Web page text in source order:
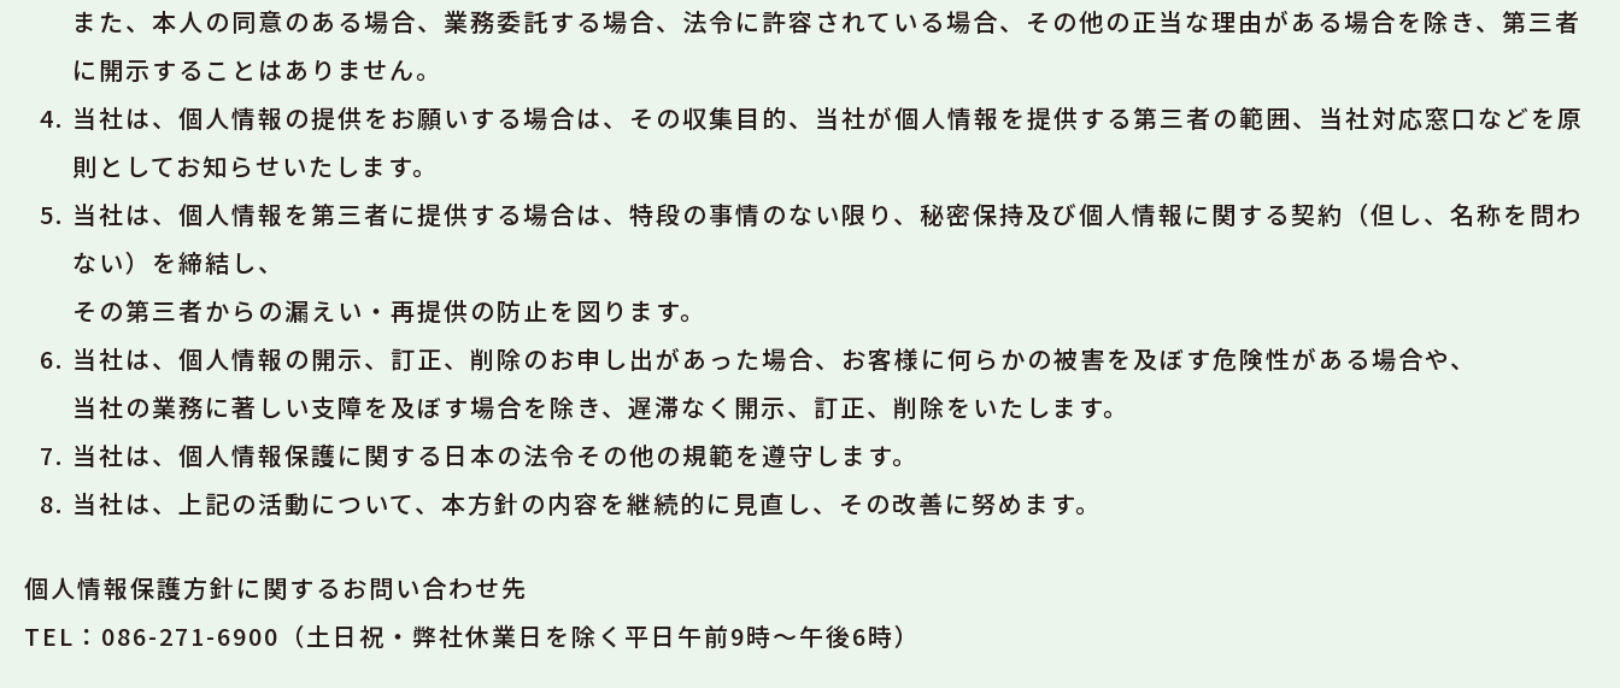
また、本人の同意のある場合、業務委託する場合、法令に許容されている場合、その他の正当な理由がある場合を除き、第三者
に開示することはありません。
当社は、個人情報の提供をお願いする場合は、その収集目的、当社が個人情報を提供する第三者の範囲、当社対応窓口などを原
則としてお知らせいたします。
当社は、個人情報を第三者に提供する場合は、特段の事情のない限り、秘密保持及び個人情報に関する契約（但し、名称を問わ
ない）を締結し、
その第三者からの漏えい・再提供の防止を図ります。
当社は、個人情報の開示、訂正、削除のお申し出があった場合、お客様に何らかの被害を及ぼす危険性がある場合や、
当社の業務に著しい支障を及ぼす場合を除き、遅滞なく開示、訂正、削除をいたします。
当社は、個人情報保護に関する日本の法令その他の規範を遵守します。
当社は、上記の活動について、本方針の内容を継続的に見直し、その改善に努めます。
個人情報保護方針に関するお問い合わせ先
TEL：086-271-6900 （土日祝・弊社休業日を除く平日午前9時〜午後6時）